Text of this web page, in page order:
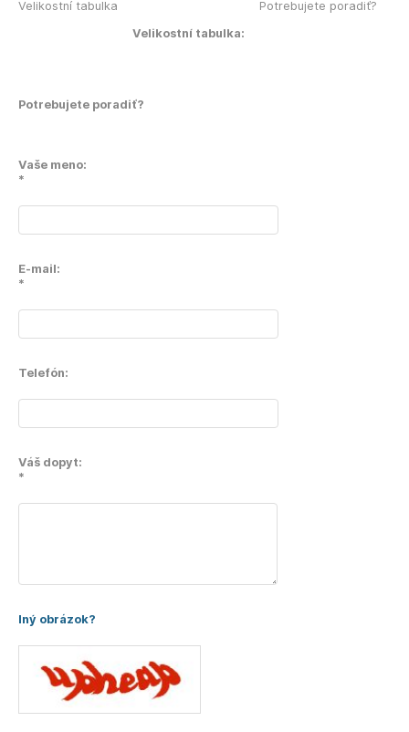
Velikostní tabulka
Velikostní tabulka:
Potrebujete poradiť?
Potrebujete poradiť?
Vaše meno:
*
E-mail:
*
Telefón:
Váš dopyt:
*
Iný obrázok?